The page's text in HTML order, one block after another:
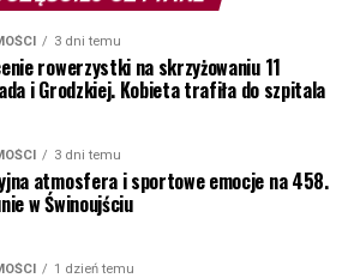
3 dni temu
rowerzystki na skrzyżowaniu 11
i Grodzkiej. Kobieta trafiła do szpitala
3 dni temu
atmosfera i sportowe emocje na 458.
w Świnoujściu
1 dzień temu